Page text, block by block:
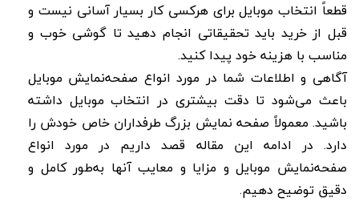
قطعاً انتخاب موبایل برای هرکسی کار بسیار آسانی نیست و
قبل از خرید باید تحقیقاتی انجام دهید تا گوشی خوب و
مناسب با هزینه خود پیدا کنید.
آگاهی و اطلاعات شما در مورد انواع صفحه‌نمایش موبایل
باعث می‌شود تا دقت بیشتری در انتخاب موبایل داشته
باشید. معمولاً صفحه‌ نمایش بزرگ طرفداران خاص خودش را
دارد. در ادامه این مقاله قصد داریم در مورد انواع
صفحه‌نمایش موبایل و مزایا و معایب آنها به‌طور کامل و
دقیق توضیح دهیم.